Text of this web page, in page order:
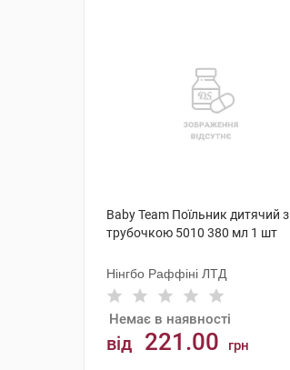
Baby Team Поїльник дитячий з
трубочкою 5010 380 мл 1 шт
Нінгбо Раффіні ЛТД
Немає в наявності
від 221.00 грн